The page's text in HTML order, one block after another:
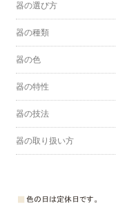
器の選び方
器の種類
器の色
器の特性
器の技法
器の取り扱い方